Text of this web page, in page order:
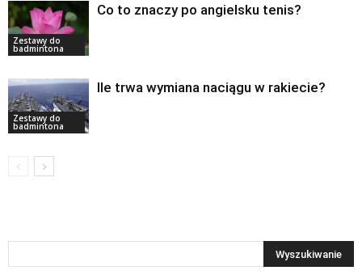
Zestawy do
badmintona
Co to znaczy po angielsku tenis?
Zestawy do
badmintona
Ile trwa wymiana naciągu w rakiecie?